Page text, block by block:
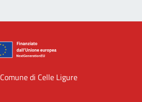
Comune di Celle Ligure